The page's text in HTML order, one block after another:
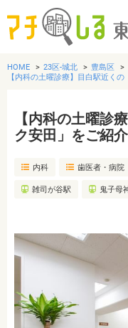
グルメ
美容・健康
おでかけ
生活
HOME 23区-城北 豊島区
【内科の土曜診療】目白駅近く
【内科の土曜診
ク安田」をご紹介
内科 歯医者・病院
雑司が谷駅 鬼子母